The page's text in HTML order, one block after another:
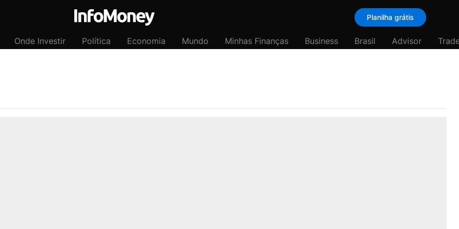
Planilha grátis
Onde Investir Política Economia Mundo Minhas Finanças Business Brasil Advisor